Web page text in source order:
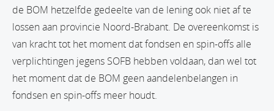
de BOM hetzelfde gedeelte van de lening ook niet af te
lossen aan provincie Noord-Brabant. De overeenkomst is
van kracht tot het moment dat fondsen en spin-offs alle
verplichtingen jegens SOFB hebben voldaan, dan wel tot
het moment dat de BOM geen aandelenbelangen in
fondsen en spin-offs meer houdt.